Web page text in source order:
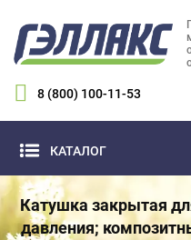
8 (800) 100-11-53
КАТАЛОГ
Катушка закрытая
давления;